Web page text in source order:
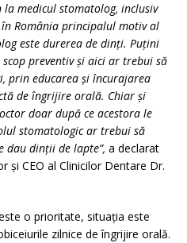
medicul stomatolog, inclusiv
România principalul motiv al
este durerea de dinți. Puțini
preventiv și aici ar trebui să
prin educarea și încurajarea
de îngrijire orală. Chiar și
doar după ce acestora le
stomatologic ar trebui să
dau dinții de lapte”, a declarat
și CEO al Clinicilor Dentare Dr.
o prioritate, situația este
zilnice de îngrijire orală.